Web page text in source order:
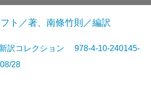
ト／著、南條竹則／編訳
訳コレクション 978-4-10-240145-
28